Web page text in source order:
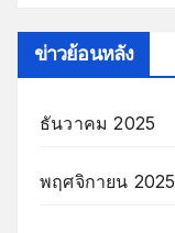
ข่าวย้อนหลัง
ธันวาคม 2025
พฤศจิกายน 2025